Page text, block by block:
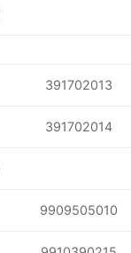
391702013
391702014
9909505010